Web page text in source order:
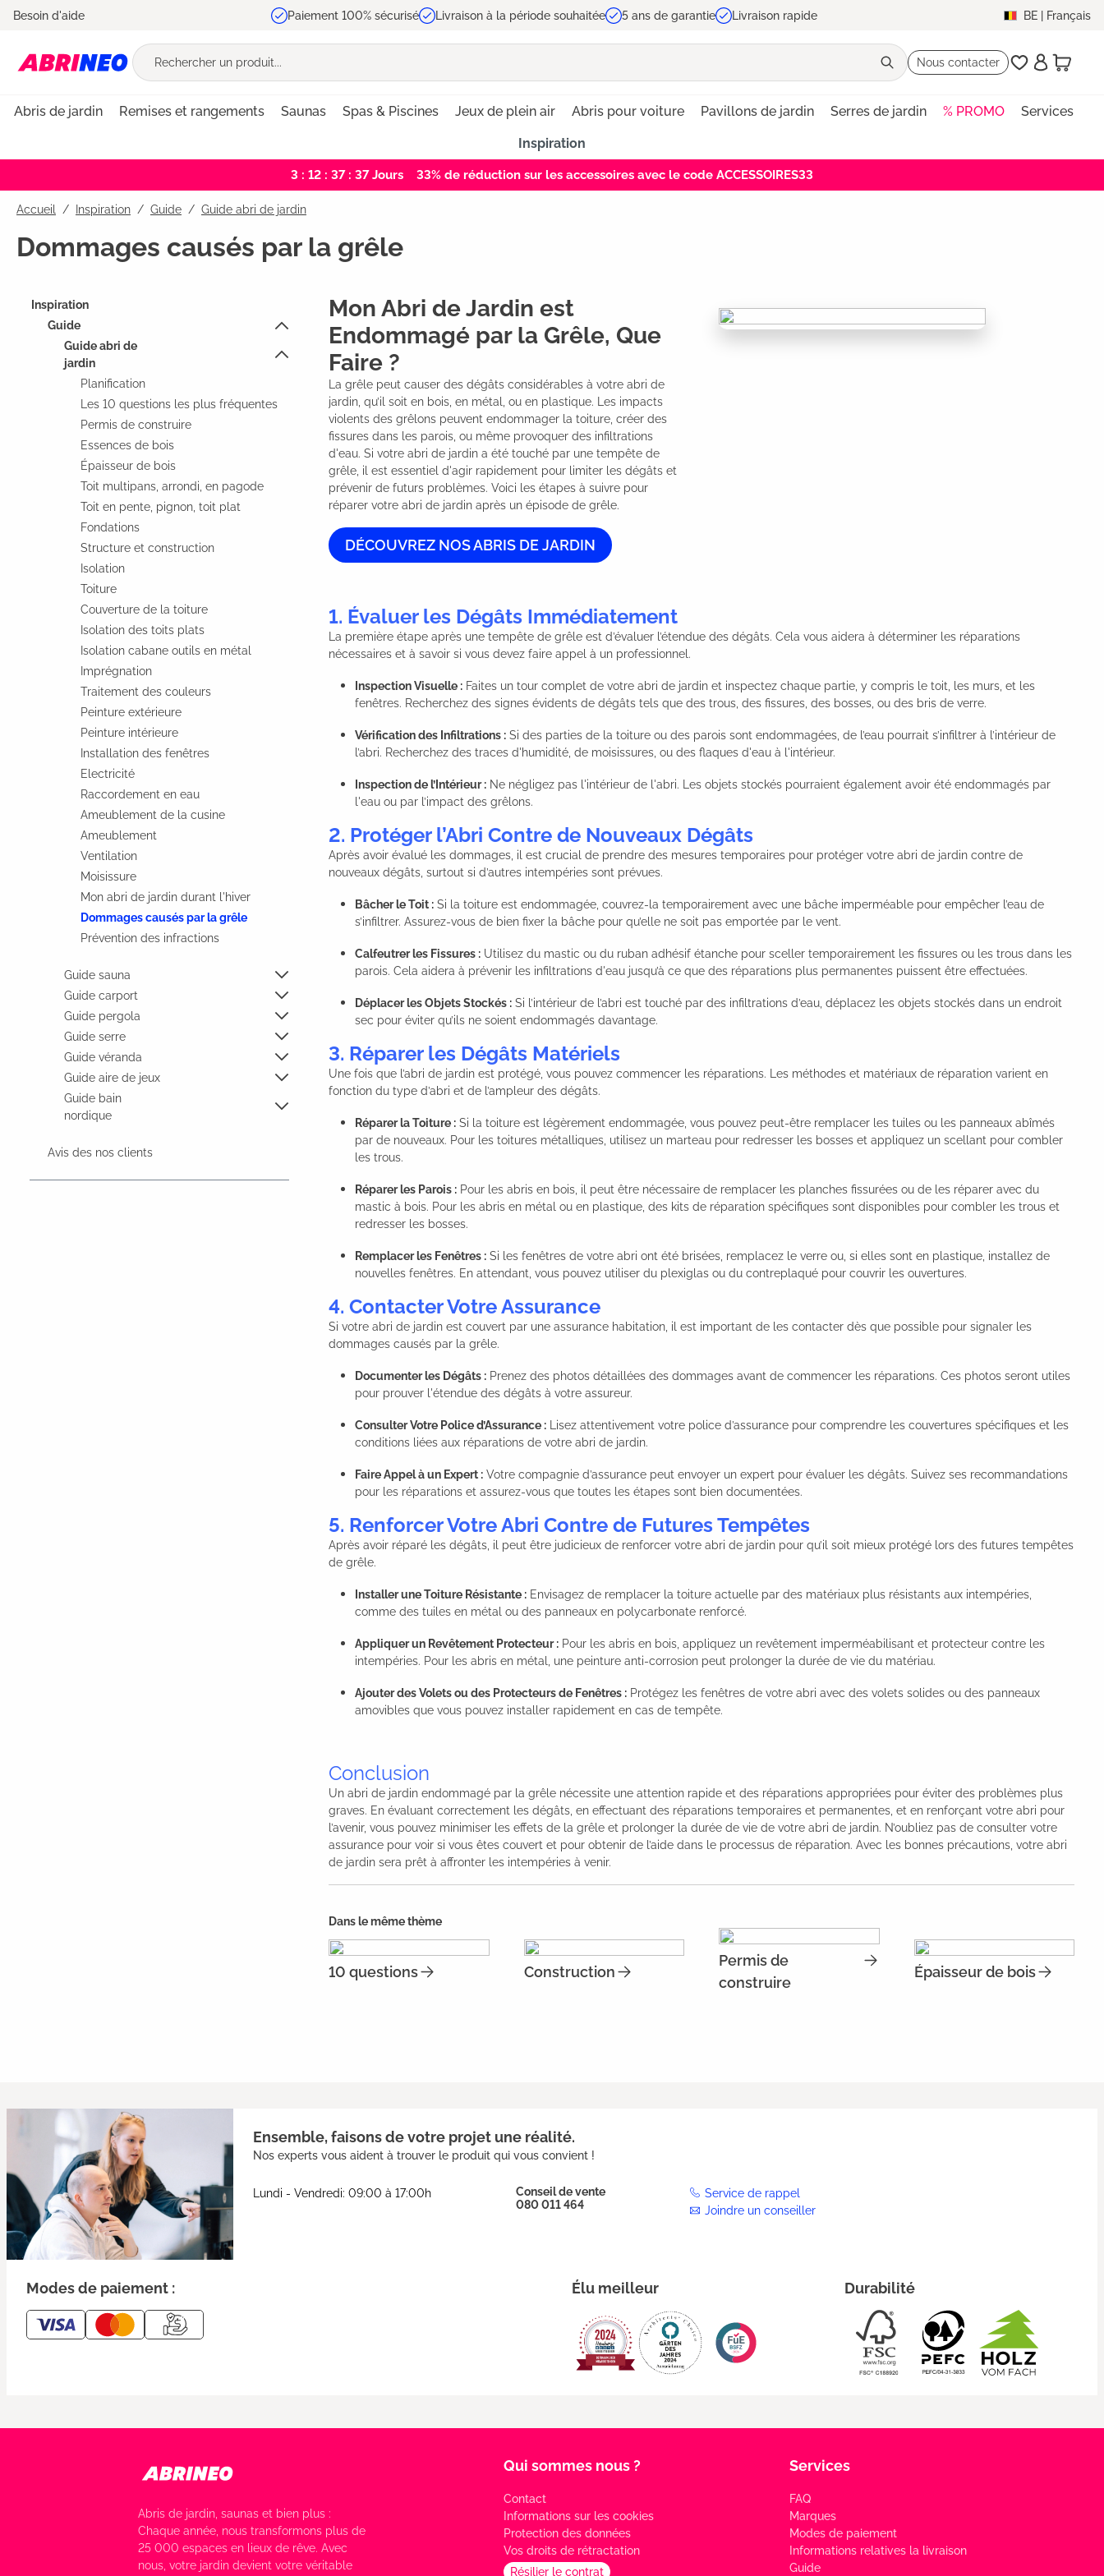
Passer à la navigation principale
Besoin d'aide Paiement 100% sécurisé Livraison à la période souhaitée 5 ans de garantie Livraison rapide BE | Français
Nous contacter
Abris de jardin Remises et rangements Saunas Spas & Piscines Jeux de plein air Abris pour voiture Pavillons de jardin Serres de jardin % PROMO Services
Inspiration
3 : 12 : 37 : 36Jours 33% de réduction sur les accessoires avec le code ACCESSOIRES33
Accueil Inspiration / Guide / Guide abri de jardin
Dommages causés par la grêle
Inspiration
Guide
Guide abri de
jardin
Planification
Les 10 questions les plus fréquentes
Permis de construire
Essences de bois
Épaisseur de bois
Toit multipans, arrondi, en pagode
Toit en pente, pignon, toit plat
Fondations
Structure et construction
Isolation
Toiture
Couverture de la toiture
Isolation des toits plats
Isolation cabane outils en métal
Imprégnation
Traitement des couleurs
Peinture extérieure
Peinture intérieure
Installation des fenêtres
Electricité
Raccordement en eau
Ameublement de la cusine
Ameublement
Ventilation
Moisissure
Mon abri de jardin durant l'hiver
Dommages causés par la grêle
Prévention des infractions
Guide sauna
Guide carport
Guide pergola
Guide serre
Guide véranda
Guide aire de jeux
Guide bain
nordique
Avis des nos clients
Mon Abri de Jardin est
Endommagé par la Grêle, Que
Faire ?
La grêle peut causer des dégâts considérables à votre abri de
jardin, qu’il soit en bois, en métal, ou en plastique. Les impacts
violents des grêlons peuvent endommager la toiture, créer des
fissures dans les parois, ou même provoquer des infiltrations
d'eau. Si votre abri de jardin a été touché par une tempête de
grêle, il est essentiel d'agir rapidement pour limiter les dégâts et
prévenir de futurs problèmes. Voici les étapes à suivre pour
réparer votre abri de jardin après un épisode de grêle.
DÉCOUVREZ NOS ABRIS DE JARDIN
1. Évaluer les Dégâts Immédiatement
La première étape après une tempête de grêle est d’évaluer l’étendue des dégâts. Cela vous aidera à déterminer les réparations
nécessaires et à savoir si vous devez faire appel à un professionnel.
Inspection Visuelle : Faites un tour complet de votre abri de jardin et inspectez chaque partie, y compris le toit, les murs, et les
fenêtres. Recherchez des signes évidents de dégâts tels que des trous, des fissures, des bosses, ou des bris de verre.
Vérification des Infiltrations : Si des parties de la toiture ou des parois sont endommagées, de l’eau pourrait s’infiltrer à l’intérieur de
l’abri. Recherchez des traces d'humidité, de moisissures, ou des flaques d'eau à l'intérieur.
Inspection de l’Intérieur : Ne négligez pas l'intérieur de l'abri. Les objets stockés pourraient également avoir été endommagés par
l'eau ou par l’impact des grêlons.
2. Protéger l’Abri Contre de Nouveaux Dégâts
Après avoir évalué les dommages, il est crucial de prendre des mesures temporaires pour protéger votre abri de jardin contre de
nouveaux dégâts, surtout si d’autres intempéries sont prévues.
Bâcher le Toit : Si la toiture est endommagée, couvrez-la temporairement avec une bâche imperméable pour empêcher l’eau de
s’infiltrer. Assurez-vous de bien fixer la bâche pour qu’elle ne soit pas emportée par le vent.
Calfeutrer les Fissures : Utilisez du mastic ou du ruban adhésif étanche pour sceller temporairement les fissures ou les trous dans les
parois. Cela aidera à prévenir les infiltrations d'eau jusqu’à ce que des réparations plus permanentes puissent être effectuées.
Déplacer les Objets Stockés : Si l’intérieur de l’abri est touché par des infiltrations d’eau, déplacez les objets stockés dans un endroit
sec pour éviter qu’ils ne soient endommagés davantage.
3. Réparer les Dégâts Matériels
Une fois que l’abri de jardin est protégé, vous pouvez commencer les réparations. Les méthodes et matériaux de réparation varient en
fonction du type d’abri et de l’ampleur des dégâts.
Réparer la Toiture : Si la toiture est légèrement endommagée, vous pouvez peut-être remplacer les tuiles ou les panneaux abîmés
par de nouveaux. Pour les toitures métalliques, utilisez un marteau pour redresser les bosses et appliquez un scellant pour combler
les trous.
Réparer les Parois : Pour les abris en bois, il peut être nécessaire de remplacer les planches fissurées ou de les réparer avec du
mastic à bois. Pour les abris en métal ou en plastique, des kits de réparation spécifiques sont disponibles pour combler les trous et
redresser les bosses.
Remplacer les Fenêtres : Si les fenêtres de votre abri ont été brisées, remplacez le verre ou, si elles sont en plastique, installez de
nouvelles fenêtres. En attendant, vous pouvez utiliser du plexiglas ou du contreplaqué pour couvrir les ouvertures.
4. Contacter Votre Assurance
Si votre abri de jardin est couvert par une assurance habitation, il est important de les contacter dès que possible pour signaler les
dommages causés par la grêle.
Documenter les Dégâts : Prenez des photos détaillées des dommages avant de commencer les réparations. Ces photos seront utiles
pour prouver l'étendue des dégâts à votre assureur.
Consulter Votre Police d’Assurance : Lisez attentivement votre police d’assurance pour comprendre les couvertures spécifiques et les
conditions liées aux réparations de votre abri de jardin.
Faire Appel à un Expert : Votre compagnie d’assurance peut envoyer un expert pour évaluer les dégâts. Suivez ses recommandations
pour les réparations et assurez-vous que toutes les étapes sont bien documentées.
5. Renforcer Votre Abri Contre de Futures Tempêtes
Après avoir réparé les dégâts, il peut être judicieux de renforcer votre abri de jardin pour qu’il soit mieux protégé lors des futures tempêtes
de grêle.
Installer une Toiture Résistante : Envisagez de remplacer la toiture actuelle par des matériaux plus résistants aux intempéries,
comme des tuiles en métal ou des panneaux en polycarbonate renforcé.
Appliquer un Revêtement Protecteur : Pour les abris en bois, appliquez un revêtement imperméabilisant et protecteur contre les
intempéries. Pour les abris en métal, une peinture anti-corrosion peut prolonger la durée de vie du matériau.
Ajouter des Volets ou des Protecteurs de Fenêtres : Protégez les fenêtres de votre abri avec des volets solides ou des panneaux
amovibles que vous pouvez installer rapidement en cas de tempête.
Conclusion
Un abri de jardin endommagé par la grêle nécessite une attention rapide et des réparations appropriées pour éviter des problèmes plus
graves. En évaluant correctement les dégâts, en effectuant des réparations temporaires et permanentes, et en renforçant votre abri pour
l’avenir, vous pouvez minimiser les effets de la grêle et prolonger la durée de vie de votre abri de jardin. N’oubliez pas de consulter votre
assurance pour voir si vous êtes couvert et pour obtenir de l’aide dans le processus de réparation. Avec les bonnes précautions, votre abri
de jardin sera prêt à affronter les intempéries à venir.
Dans le même thème
10 questions Construction
Permis de
construire
Épaisseur de bois
Ensemble, faisons de votre projet une réalité.
Nos experts vous aident à trouver le produit qui vous convient !
Lundi - Vendredi: 09:00 à 17:00h
Conseil de vente
080 011 464
Service de rappel
Joindre un conseiller
Modes de paiement : Élu meilleur Durabilité
Abris de jardin, saunas et bien plus :
Chaque année, nous transformons plus de
25 000 espaces en lieux de rêve. Avec
nous, votre jardin devient votre véritable
Qui sommes nous ?
Contact
Informations sur les cookies
Protection des données
Vos droits de rétractation
Résilier le contrat
Services
FAQ
Marques
Modes de paiement
Informations relatives la livraison
Guide